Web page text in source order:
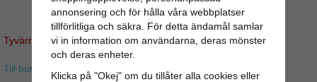
Tyvärr ingår inte denna produkt i vårt sortiment för tillfället.
Till butikens startsida »
annonsering och för hålla våra webbplatser
tillförlitliga och säkra. För detta ändamål samlar
vi in information om användarna, deras mönster
och deras enheter.
Klicka på "Okej" om du tillåter alla cookies eller